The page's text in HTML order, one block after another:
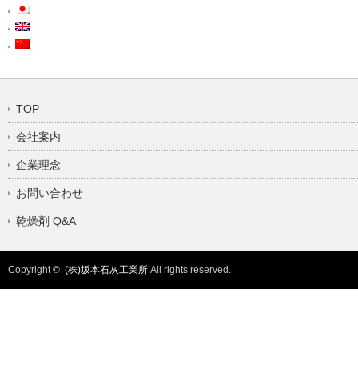
TOP
会社案内
企業理念
お問い合わせ
乾燥剤 Q&A
Copyright © (株)坂本石灰工業所 All rights reserved.